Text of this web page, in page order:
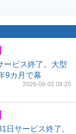
ービス終了。大型
9カ月で幕
2026-08-02 08:20
日サービス終了。